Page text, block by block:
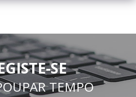
SE
TEMPO